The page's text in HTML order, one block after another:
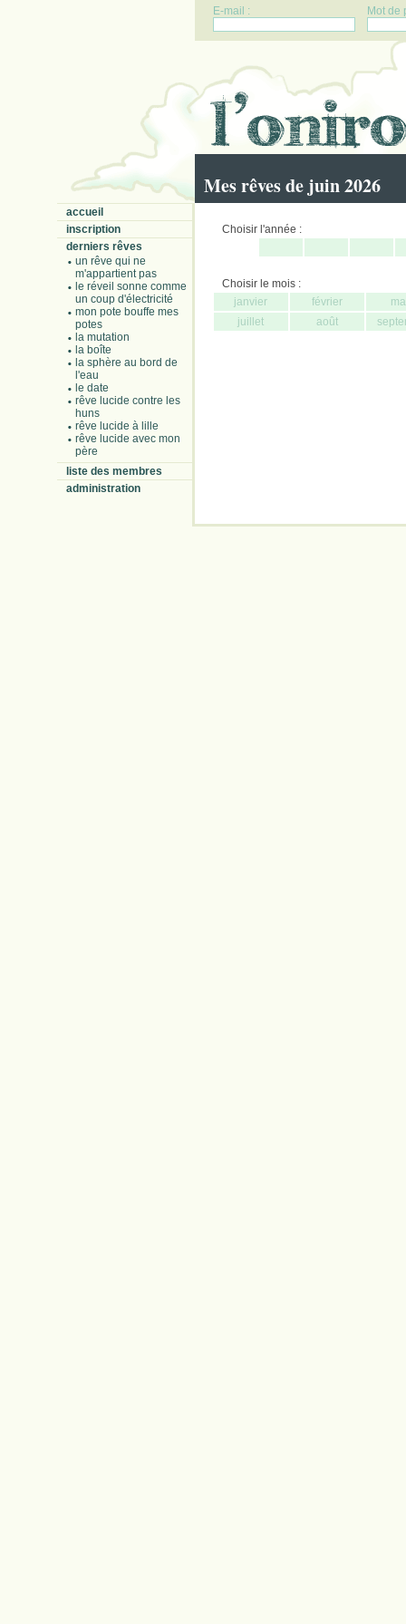
E-mail : Mot de
Mes rêves de juin 2026
accueil
inscription
derniers rêves
un rêve qui ne
m'appartient pas
le réveil sonne comme
un coup d'électricité
mon pote bouffe mes
potes
la mutation
la boîte
la sphère au bord de
l'eau
le date
rêve lucide contre les
huns
rêve lucide à lille
rêve lucide avec mon
père
liste des membres
administration
Choisir l'année :
Choisir le mois :
janvier
février
juillet
août